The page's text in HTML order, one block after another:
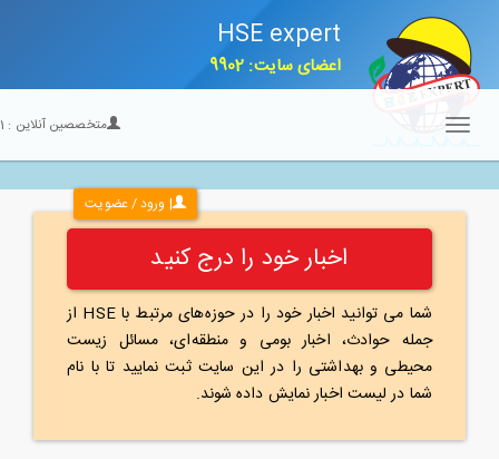
HSE expert
اعضای سایت: 9902
| ورود / عضویت
متخصصین آنلاین :21
Toggle
navigation
اخبار خود را درج کنید
شما می توانید اخبار خود را در حوزه‌های مرتبط با HSE از
جمله حوادث، اخبار بومی و منطقه‌ای، مسائل زیست
محیطی و بهداشتی را در این سایت ثبت نمایید تا با نام
شما در لیست اخبار نمایش داده شوند.